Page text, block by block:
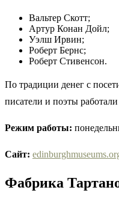
Вальтер Скотт;
Артур Конан Дойл;
Уэлш Ирвин;
Роберт Бернс;
Роберт Стивенсон.
По традиции денег с
писатели и поэты работали
Режим работы:
Сайт:
Фабрика